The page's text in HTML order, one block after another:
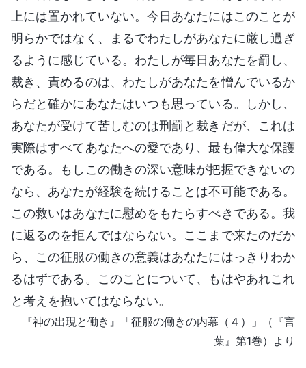
上には置かれていない。今日あなたにはこのことが
明らかではなく、まるでわたしがあなたに厳し過ぎ
るように感じている。わたしが毎日あなたを罰し、
裁き、責めるのは、わたしがあなたを憎んでいるか
らだと確かにあなたはいつも思っている。しかし、
あなたが受けて苦しむのは刑罰と裁きだが、これは
実際はすべてあなたへの愛であり、最も偉大な保護
である。もしこの働きの深い意味が把握できないの
なら、あなたが経験を続けることは不可能である。
この救いはあなたに慰めをもたらすべきである。我
に返るのを拒んではならない。ここまで来たのだか
ら、この征服の働きの意義はあなたにはっきりわか
るはずである。このことについて、もはやあれこれ
と考えを抱いてはならない。
『神の出現と働き』「征服の働きの内幕（４）」（『言
葉』第1巻）より